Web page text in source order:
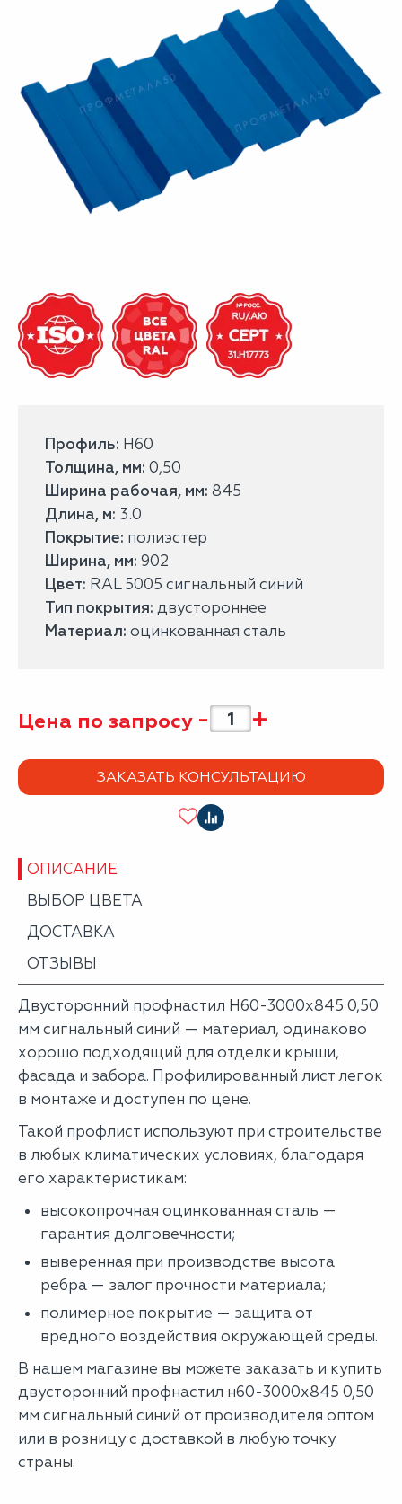
Профиль: H60
Толщина, мм: 0,50
Ширина рабочая, мм: 845
Длина, м: 3.0
Покрытие: полиэстер
Ширина, мм: 902
Цвет: RAL 5005 сигнальный синий
Тип покрытия: двустороннее
Материал: оцинкованная сталь
Цена по запросу - +
ЗАКАЗАТЬ КОНСУЛЬТАЦИЮ
ОПИСАНИЕ
ВЫБОР ЦВЕТА
ДОСТАВКА
ОТЗЫВЫ
Двусторонний профнастил Н60-3000х845 0,50
мм сигнальный синий — материал, одинаково
хорошо подходящий для отделки крыши,
фасада и забора. Профилированный лист легок
в монтаже и доступен по цене.
Такой профлист используют при строительстве
в любых климатических условиях, благодаря
его характеристикам:
высокопрочная оцинкованная сталь —
гарантия долговечности;
выверенная при производстве высота
ребра — залог прочности материала;
полимерное покрытие — защита от
вредного воздействия окружающей среды.
В нашем магазине вы можете заказать и купить
двусторонний профнастил н60-3000х845 0,50
мм сигнальный синий от производителя оптом
или в розницу с доставкой в любую точку
страны.